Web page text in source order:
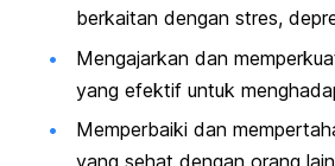
berkaitan dengan stres,
Mengajarkan dan
yang efektif untuk
Memperbaiki dan